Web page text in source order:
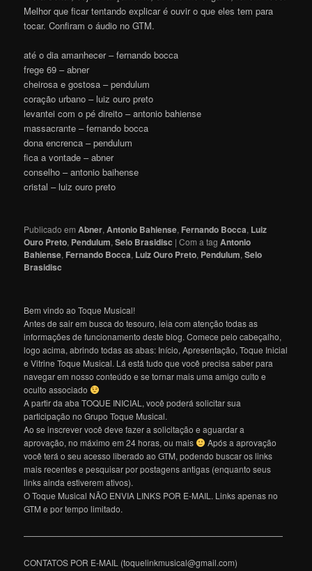
Melhor que ficar tentando explicar é ouvir o que eles tem para
tocar. Confiram o áudio no GTM.
até o dia amanhecer – fernando bocca
frege 69 – abner
cheirosa e gostosa – pendulum
coração urbano – luiz ouro preto
levantei com o pé direito – antonio bahiense
massacrante – fernando bocca
dona encrenca – pendulum
fica a vontade – abner
conselho – antonio baihense
cristal – luiz ouro preto
Publicado em Abner,Antonio Bahiense, Fernando Bocca, Luiz
Ouro Preto, Pendulum,Selo Brasidisc |Com a tagAntonio
Bahiense, Fernando Bocca, Luiz Ouro Preto, Pendulum,Selo
Brasidisc
Bem vindo ao Toque Musical!
Antes de sair em busca do tesouro, leia com atenção todas as
informações de funcionamento deste blog. Comece pelo cabeçalho,
logo acima, abrindo todas as abas: Início, Apresentação, Toque Inicial
e Vitrine Toque Musical. Lá está tudo que você precisa saber para
navegar em nosso conteúdo e se tornar mais uma amigo culto e
oculto associado
A partir da aba TOQUE INICIAL, você poderá solicitar sua
participação no Grupo Toque Musical.
Ao se inscrever você deve fazer a solicitação e aguardar a
aprovação, no máximo em 24 horas, ou mais
Após a aprovação
você terá o seu acesso liberado ao GTM, podendo buscar os links
mais recentes e pesquisar por postagens antigas (enquanto seus
links ainda estiverem ativos).
O Toque Musical NÃO ENVIA LINKS POR E-MAIL. Links apenas no
GTM e por tempo limitado.
———————————————————————————————
CONTATOS POR E-MAIL (toquelinkmusical@gmail.com)